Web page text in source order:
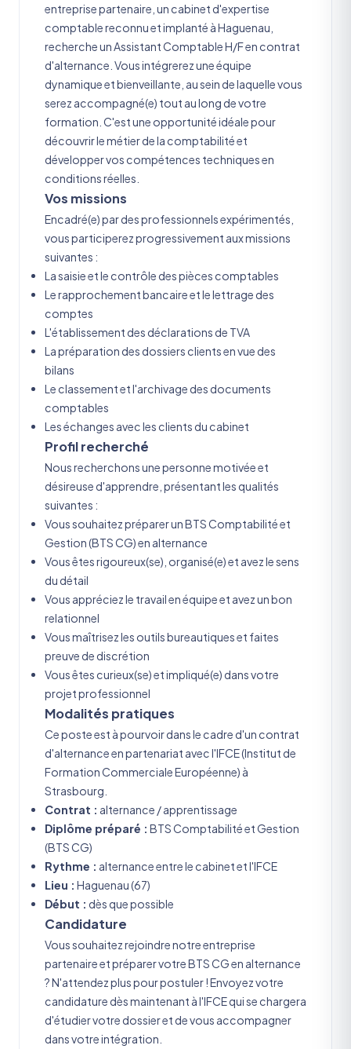
entreprise partenaire, un cabinet d'expertise
comptable reconnu et implanté à Haguenau,
recherche un Assistant Comptable H/F en contrat
d'alternance. Vous intégrerez une équipe
dynamique et bienveillante, au sein de laquelle vous
serez accompagné(e) tout au long de votre
formation. C'est une opportunité idéale pour
découvrir le métier de la comptabilité et
développer vos compétences techniques en
conditions réelles.
Vos missions
Encadré(e) par des professionnels expérimentés,
vous participerez progressivement aux missions
suivantes :
La saisie et le contrôle des pièces comptables
Le rapprochement bancaire et le lettrage des
comptes
L'établissement des déclarations de TVA
La préparation des dossiers clients en vue des
bilans
Le classement et l'archivage des documents
comptables
Les échanges avec les clients du cabinet
Profil recherché
Nous recherchons une personne motivée et
désireuse d'apprendre, présentant les qualités
suivantes :
Vous souhaitez préparer un BTS Comptabilité et
Gestion (BTS CG) en alternance
Vous êtes rigoureux(se), organisé(e) et avez le sens
du détail
Vous appréciez le travail en équipe et avez un bon
relationnel
Vous maîtrisez les outils bureautiques et faites
preuve de discrétion
Vous êtes curieux(se) et impliqué(e) dans votre
projet professionnel
Modalités pratiques
Ce poste est à pourvoir dans le cadre d'un contrat
d'alternance en partenariat avec l'IFCE (Institut de
Formation Commerciale Européenne) à
Strasbourg.
Contrat : alternance / apprentissage
Diplôme préparé : BTS Comptabilité et Gestion
(BTS CG)
Rythme : alternance entre le cabinet et l'IFCE
Lieu : Haguenau (67)
Début : dès que possible
Candidature
Vous souhaitez rejoindre notre entreprise
partenaire et préparer votre BTS CG en alternance
? N'attendez plus pour postuler ! Envoyez votre
candidature dès maintenant à l'IFCE qui se chargera
d'étudier votre dossier et de vous accompagner
dans votre intégration.